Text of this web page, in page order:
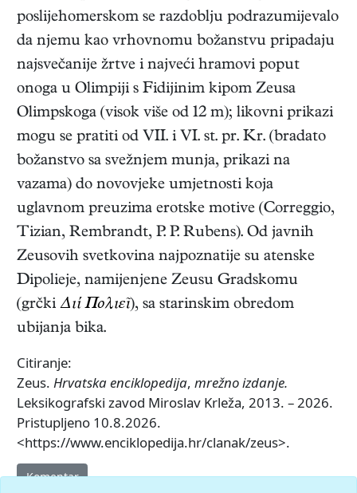
poslijehomerskom se razdoblju podrazumijevalo
da njemu kao vrhovnomu božanstvu pripadaju
najsvečanije žrtve i najveći hramovi poput
onoga u Olimpiji s Fidijinim kipom Zeusa
Olimpskoga (visok više od 12 m); likovni prikazi
mogu se pratiti od VII. i VI. st. pr. Kr. (bradato
božanstvo sa svežnjem munja, prikazi na
vazama) do novovjeke umjetnosti koja
uglavnom preuzima erotske motive (Correggio,
Tizian, Rembrandt, P. P. Rubens). Od javnih
Zeusovih svetkovina najpoznatije su atenske
Dipolieje, namijenjene Zeusu Gradskomu
(grčki Διί Πολιεῖ), sa starinskim obredom
ubijanja bika.
Citiranje:
Zeus. Hrvatska enciklopedija, mrežno izdanje.
Leksikografski zavod Miroslav Krleža, 2013. – 2026.
Pristupljeno 10.8.2026.
<https://www.enciklopedija.hr/clanak/zeus>.
Komentar